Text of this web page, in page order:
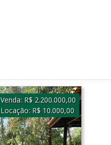
Venda: R$ 2.200.000,00
Locação: R$ 10.000,00